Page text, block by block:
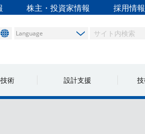
株主・投資家情報 採用情報
術 設計支援